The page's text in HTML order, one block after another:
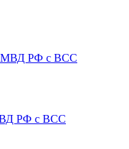
РФ с ВСС